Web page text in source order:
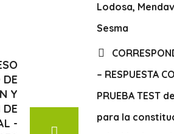
Y
DE
-
Lodosa,
Sesma
– RESPUESTA
PRUEBA TEST
para la